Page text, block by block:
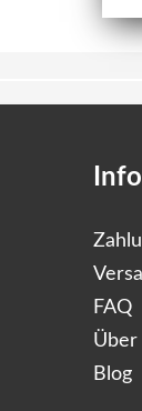
FAQ
Über
Blog